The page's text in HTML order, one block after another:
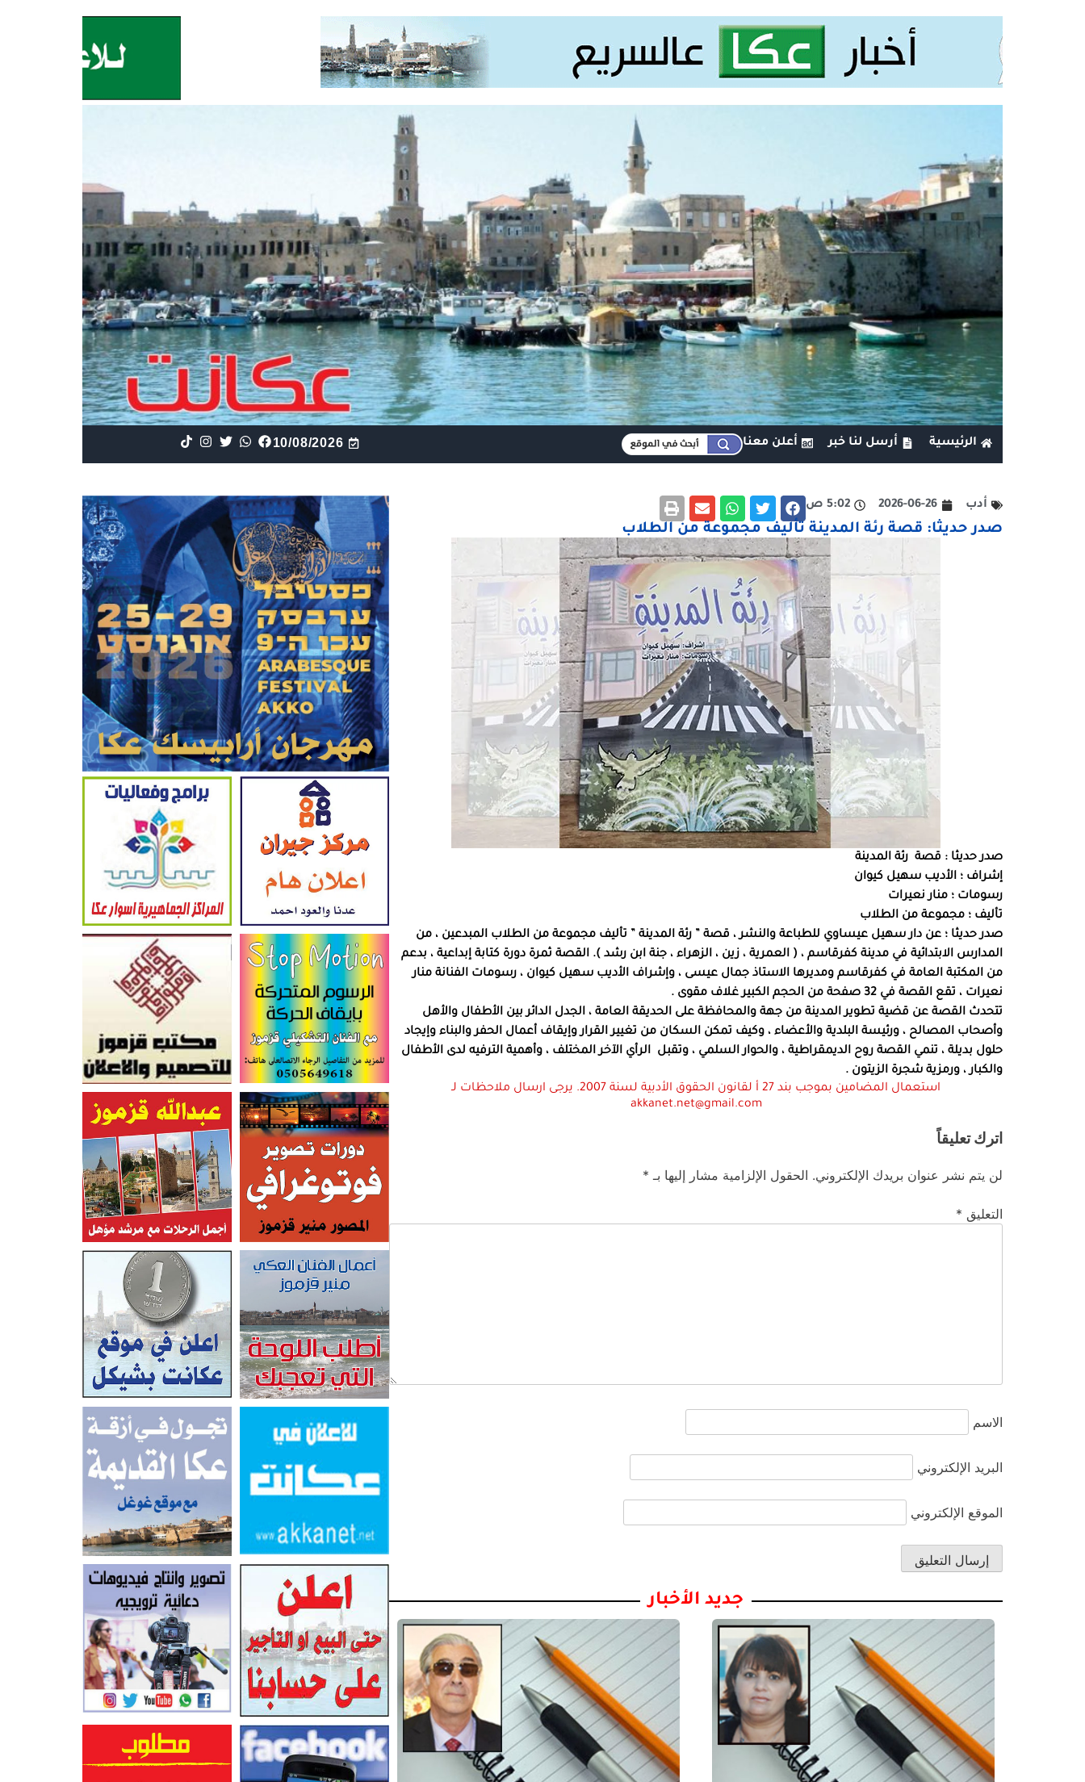
الرئيسية أرسل لنا خبر أعلن معنا 10/08/2026
أدب 2026-06-26 5:02 ص
صدر حديثا: قصة رئة المدينة تأليف مجموعة من الطلاب
صدر حديثا : قصة رئة المدينة
إشراف ؛ الأديب سهيل كيوان
رسومات ؛ منار نعيرات
تأليف ؛ مجموعة من الطلاب
صدر حديثا ؛ عن دار سهيل عيساوي للطباعة والنشر ، قصة ” رئة المدينة ” تأليف مجموعة من الطلاب المبدعين ، من
المدارس الابتدائية في مدينة كفرقاسم ، ( العمرية ، زين ، الزهراء ، جنة ابن رشد ). القصة ثمرة دورة كتابة إبداعية ، بدعم
من المكتبة العامة في كفرقاسم ومديرها الاستاذ جمال عيسى ، وإشراف الأديب سهيل كيوان ، رسومات الفنانة منار
نعيرات ، تقع القصة في 32 صفحة من الحجم الكبير غلاف مقوى .
تتحدث القصة عن قضية تطوير المدينة من جهة والمحافظة على الحديقة العامة ، الجدل الدائر بين الأطفال والأهل
وأصحاب المصالح ، ورئيسة البلدية والأعضاء ، وكيف تمكن السكان من تغيير القرار وإيقاف أعمال الحفر والبناء وإيجاد
حلول بديلة ، تنمي القصة روح الديمقراطية ، والحوار السلمي ، وتقبل الرأي الآخر المختلف ، وأهمية الترفيه لدى الأطفال
والكبار ، ورمزية شجرة الزيتون .
استعمال المضامين بموجب بند 27 أ لقانون الحقوق الأدبية لسنة 2007. يرجى ارسال ملاحظات لـ
akkanet.net@gmail.com
اترك تعليقاً
لن يتم نشر عنوان بريدك الإلكتروني. الحقول الإلزامية مشار إليها بـ *
التعليق *
الاسم
البريد الإلكتروني
الموقع الإلكتروني
جديد الأخبار